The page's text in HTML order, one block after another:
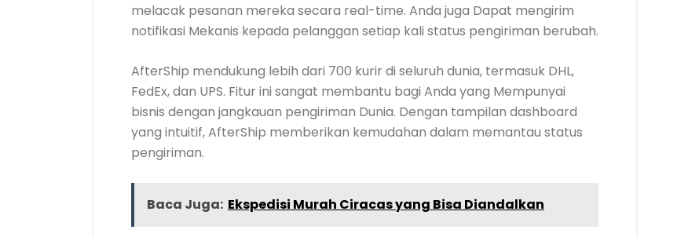
melacak pesanan mereka secara real-time. Anda juga Dapat mengirim
notifikasi Mekanis kepada pelanggan setiap kali status pengiriman berubah.
AfterShip mendukung lebih dari 700 kurir di seluruh dunia, termasuk DHL,
FedEx, dan UPS. Fitur ini sangat membantu bagi Anda yang Mempunyai
bisnis dengan jangkauan pengiriman Dunia. Dengan tampilan dashboard
yang intuitif, AfterShip memberikan kemudahan dalam memantau status
pengiriman.
Baca Juga: Ekspedisi Murah Ciracas yang Bisa Diandalkan